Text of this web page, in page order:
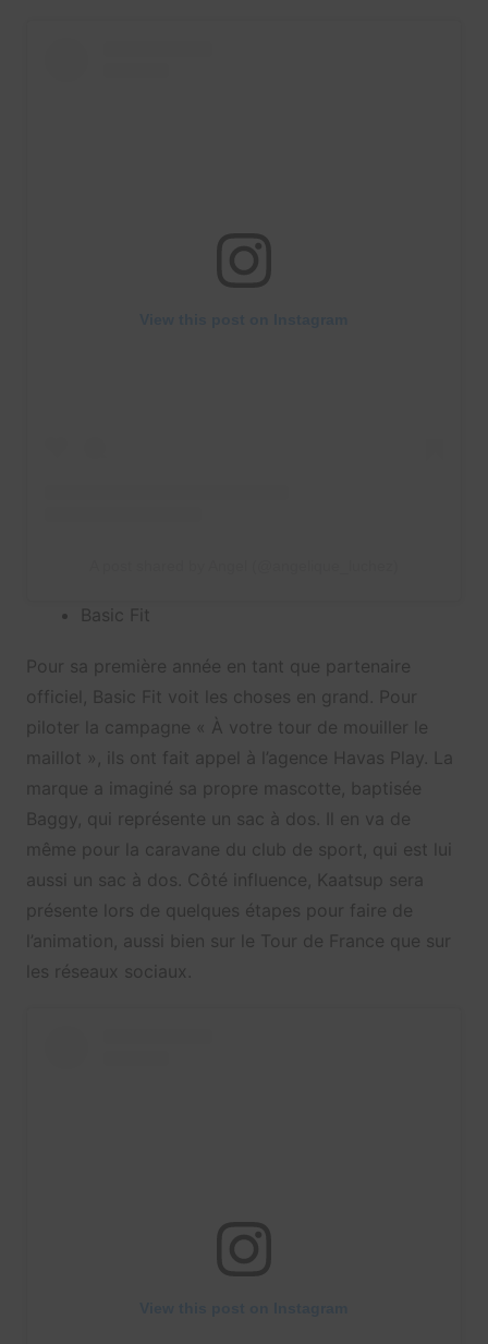
Basic Fit
Pour sa première année en tant que partenaire
officiel, Basic Fit voit les choses en grand. Pour
piloter la campagne « À votre tour de mouiller le
maillot », ils ont fait appel à l’agence Havas Play. La
marque a imaginé sa propre mascotte, baptisée
Baggy, qui représente un sac à dos. Il en va de
même pour la caravane du club de sport, qui est lui
aussi un sac à dos. Côté influence, Kaatsup sera
présente lors de quelques étapes pour faire de
l’animation, aussi bien sur le Tour de France que sur
les réseaux sociaux.